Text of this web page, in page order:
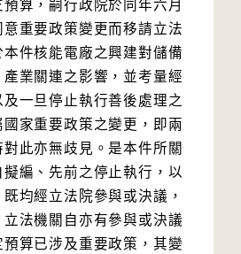
算，嗣行政院於同年六月
重要政策變更而移請立法
本件核能電廠之興建對儲備
業關連之影響，並考量經
一旦停止執行善後處理之
家重要政策之變更，即兩
此亦無歧見。是本件所關
編、先前之停止執行，以
均經立法院參與或決議，
法機關自亦有參與或決議
算已涉及重要政策，其變